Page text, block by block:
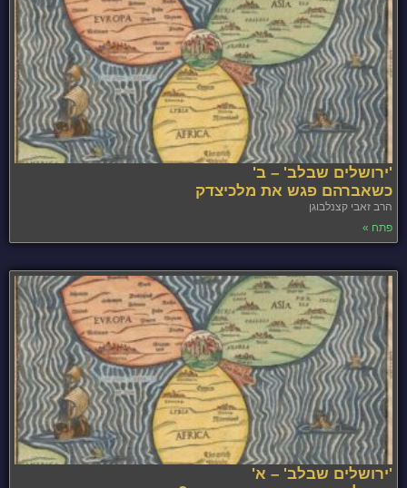
'ירושלים שבלב' – ב'
כשאברהם פגש את מלכיצדק
הרב זאבי קצנלבוגן
פתח »
'ירושלים שבלב' – א'